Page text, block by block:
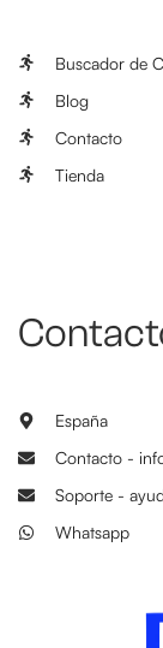
Buscador de
Blog
Contacto
Tienda
España
Contacto -
Soporte -
Whatsapp